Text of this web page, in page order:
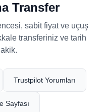
Transfer
sabit fiyat ve uçuş
transferiniz ve tarih
Trustpilot Yorumları
Sayfası